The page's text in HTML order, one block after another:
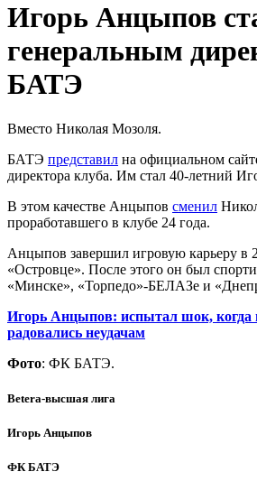
Игорь Анцыпов
генеральным
БАТЭ
Вместо Николая Мозоля.
БАТЭ представил на официальном
директора клуба. Им стал 40-летний
В этом качестве Анцыпов сменил
проработавшего в клубе 24 года.
Анцыпов завершил игровую карьеру в
«Островце». После этого он был
«Минске», «Торпедо»-БЕЛАЗе и
Игорь Анцыпов: испытал шок, когда
радовались неудачам
Фото: ФК БАТЭ.
Betera-высшая лига
Игорь Анцыпов
ФК БАТЭ